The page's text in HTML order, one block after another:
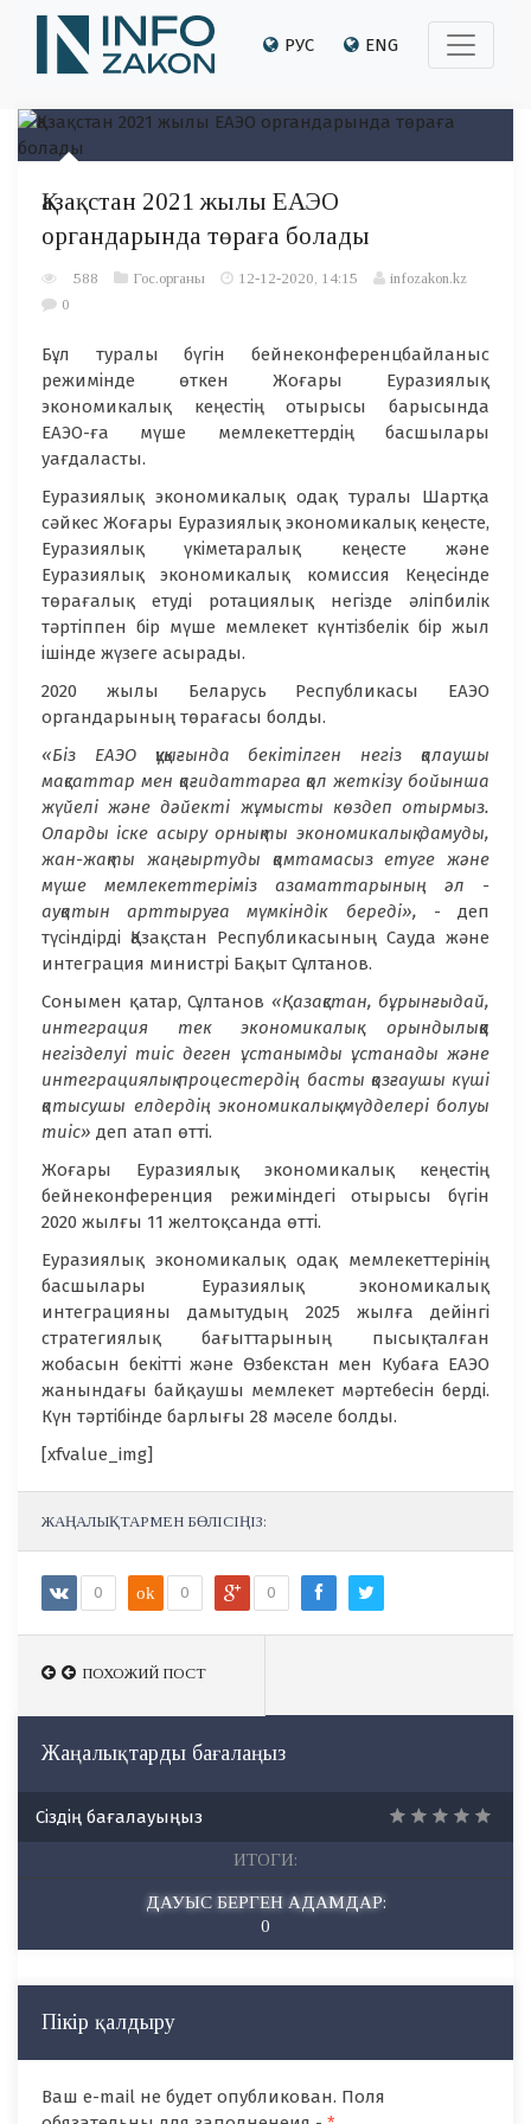
РУС ENG
Қазақстан 2021 жылы ЕАЭО
органдарында төраға болады
588 Гос.органы 12-12-2020, 14:15
infozakon.kz
0
Бұл туралы бүгін бейнеконференцбайланыс
режимінде өткен Жоғары Еуразиялық
экономикалық кеңестің отырысы барысында
ЕАЭО-ға мүше мемлекеттердің басшылары
уағдаласты.
Еуразиялық экономикалық одақ туралы Шартқа
сәйкес Жоғары Еуразиялық экономикалық кеңесте,
Еуразиялық үкіметаралық кеңесте және
Еуразиялық экономикалық комиссия Кеңесінде
төрағалық етуді ротациялық негізде әліпбилік
тәртіппен бір мүше мемлекет күнтізбелік бір жыл
ішінде жүзеге асырады.
2020 жылы Беларусь Республикасы ЕАЭО
органдарының төрағасы болды.
«Біз ЕАЭО құқығында бекітілген негіз қалаушы
мақсаттар мен қағидаттарға қол жеткізу бойынша
жүйелі және дәйекті жұмысты көздеп отырмыз.
Оларды іске асыру орнықты экономикалық дамуды,
жан-жақты жаңғыртуды қамтамасыз етуге және
мүше мемлекеттеріміз азаматтарының әл -
ауқатын арттыруға мүмкіндік береді», - деп
түсіндірді Қазақстан Республикасының Сауда және
интеграция министрі Бақыт Сұлтанов.
Сонымен қатар, Сұлтанов «Қазақстан, бұрынғыдай,
интеграция тек экономикалық орындылыққа
негізделуі тиіс деген ұстанымды ұстанады және
интеграциялық процестердің басты қозғаушы күші
қатысушы елдердің экономикалық мүдделері болуы
тиіс» деп атап өтті.
Жоғары Еуразиялық экономикалық кеңестің
бейнеконференция режиміндегі отырысы бүгін
2020 жылғы 11 желтоқсанда өтті.
Еуразиялық экономикалық одақ мемлекеттерінің
басшылары Еуразиялық экономикалық
интеграцияны дамытудың 2025 жылға дейінгі
стратегиялық бағыттарының пысықталған
жобасын бекітті және Өзбекстан мен Кубаға ЕАЭО
жанындағы байқаушы мемлекет мәртебесін берді.
Күн тәртібінде барлығы 28 мәселе болды.
[xfvalue_img]
ЖАҢАЛЫҚТАРМЕН БӨЛІСІҢІЗ:
0 ok 0 0
ПОХОЖИЙ ПОСТ
ПОХОЖИЙ ПОСТ
Жаңалықтарды бағалаңыз
Сіздің бағалауыңыз
ИТОГИ:
ДАУЫС БЕРГЕН АДАМДАР:
0
Пікір қалдыру
Ваш e-mail не будет опубликован. Поля